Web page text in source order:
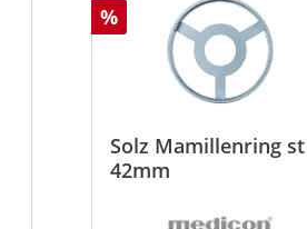
Rabatt
%
Solz Mamillenring
42mm